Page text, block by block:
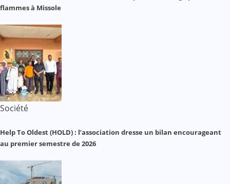
flammes à Missole
Société
Help To Oldest (HOLD) : l’association dresse un bilan encourageant
au premier semestre de 2026